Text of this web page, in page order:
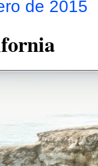
de 2015